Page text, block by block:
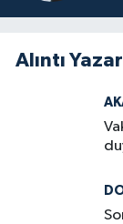
Alıntı